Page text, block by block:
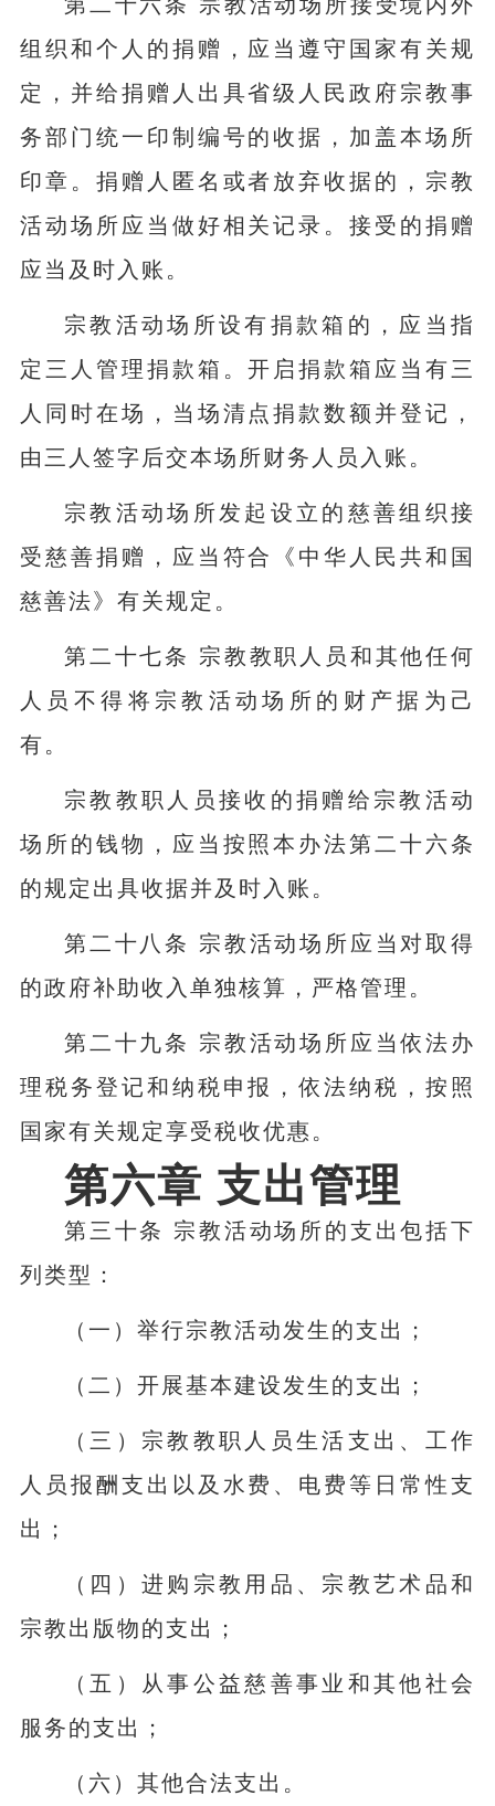
第二十六条 宗教活动场所接受境内外
组织和个人的捐赠，应当遵守国家有关规
定，并给捐赠人出具省级人民政府宗教事
务部门统一印制编号的收据，加盖本场所
印章。捐赠人匿名或者放弃收据的，宗教
活动场所应当做好相关记录。接受的捐赠
应当及时入账。
宗教活动场所设有捐款箱的，应当指
定三人管理捐款箱。开启捐款箱应当有三
人同时在场，当场清点捐款数额并登记，
由三人签字后交本场所财务人员入账。
宗教活动场所发起设立的慈善组织接
受慈善捐赠，应当符合《中华人民共和国
慈善法》有关规定。
第二十七条 宗教教职人员和其他任何
人员不得将宗教活动场所的财产据为己
有。
宗教教职人员接收的捐赠给宗教活动
场所的钱物，应当按照本办法第二十六条
的规定出具收据并及时入账。
第二十八条 宗教活动场所应当对取得
的政府补助收入单独核算，严格管理。
第二十九条 宗教活动场所应当依法办
理税务登记和纳税申报，依法纳税，按照
国家有关规定享受税收优惠。
第六章 支出管理
第三十条 宗教活动场所的支出包括下
列类型：
（一）举行宗教活动发生的支出；
（二）开展基本建设发生的支出；
（三）宗教教职人员生活支出、工作
人员报酬支出以及水费、电费等日常性支
出；
（四）进购宗教用品、宗教艺术品和
宗教出版物的支出；
（五）从事公益慈善事业和其他社会
服务的支出；
（六）其他合法支出。